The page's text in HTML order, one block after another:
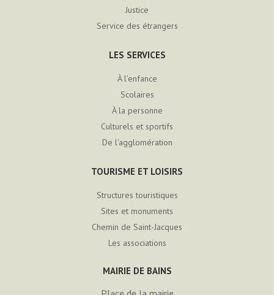
Justice
Service des étrangers
LES SERVICES
À l’enfance
Scolaires
À la personne
Culturels et sportifs
De l’agglomération
TOURISME ET LOISIRS
Structures touristiques
Sites et monuments
Chemin de Saint-Jacques
Les associations
MAIRIE DE BAINS